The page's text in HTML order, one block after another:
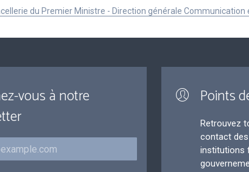
du Premier Ministre - Direction générale Communication
vous à notre
Points
Retrouvez
contact
institutions